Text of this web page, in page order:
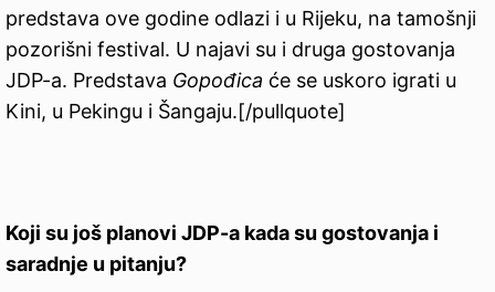
predstava ove godine odlazi i u Rijeku, na tamošnji
pozorišni festival. U najavi su i druga gostovanja
JDP-a. Predstava Gopođica će se uskoro igrati u
Kini, u Pekingu i Šangaju.[/pullquote]
Koji su još planovi JDP-a kada su gostovanja i
saradnje u pitanju?